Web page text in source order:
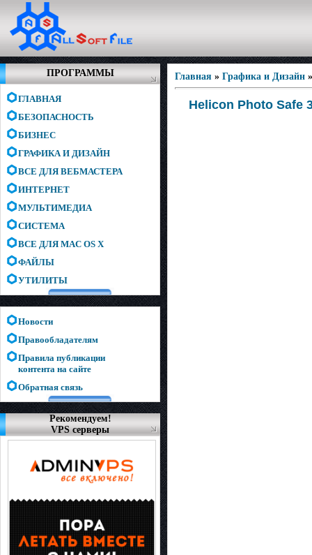
ПРОГРАММЫ
ГЛАВНАЯ
БЕЗОПАСНОСТЬ
БИЗНЕС
ГРАФИКА И ДИЗАЙН
ВСЕ ДЛЯ ВЕБМАСТЕРА
ИНТЕРНЕТ
МУЛЬТИМЕДИА
СИСТЕМА
ВСЕ ДЛЯ MAC OS X
ФАЙЛЫ
УТИЛИТЫ
Новости
Правообладателям
Правила публикации
контента на сайте
Обратная связь
Рекомендуем!
VPS серверы
Главная » Графика и Дизайн
Helicon Photo Safe